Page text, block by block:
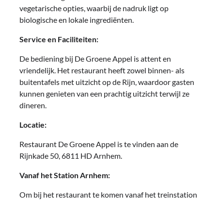
vegetarische opties, waarbij de nadruk ligt op
biologische en lokale ingrediënten.
Service en Faciliteiten:
De bediening bij De Groene Appel is attent en
vriendelijk. Het restaurant heeft zowel binnen- als
buitentafels met uitzicht op de Rijn, waardoor gasten
kunnen genieten van een prachtig uitzicht terwijl ze
dineren.
Locatie:
Restaurant De Groene Appel is te vinden aan de
Rijnkade 50, 6811 HD Arnhem.
Vanaf het Station Arnhem:
Om bij het restaurant te komen vanaf het treinstation